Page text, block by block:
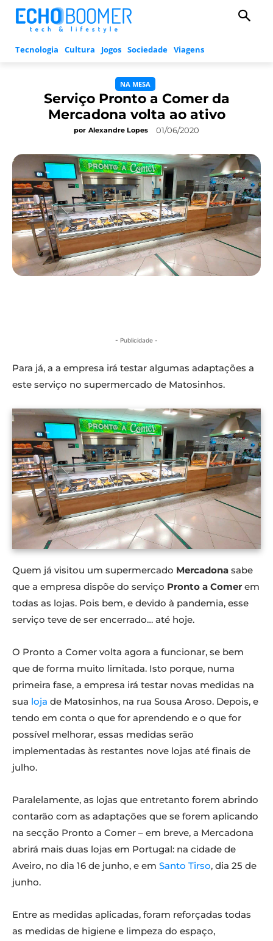
Tecnologia Cultura Jogos Sociedade Viagens
NA MESA
Serviço Pronto a Comer da
Mercadona volta ao ativo
por Alexandre Lopes 01/06/2020
- Publicidade -
Para já, a a empresa irá testar algumas adaptações a
este serviço no supermercado de Matosinhos.
Quem já visitou um supermercado Mercadona sabe
que a empresa dispõe do serviço Pronto a Comer em
todas as lojas. Pois bem, e devido à pandemia, esse
serviço teve de ser encerrado… até hoje.
O Pronto a Comer volta agora a funcionar, se bem
que de forma muito limitada. Isto porque, numa
primeira fase, a empresa irá testar novas medidas na
sua loja de Matosinhos, na rua Sousa Aroso. Depois, e
tendo em conta o que for aprendendo e o que for
possível melhorar, essas medidas serão
implementadas às restantes nove lojas até finais de
julho.
Paralelamente, as lojas que entretanto forem abrindo
contarão com as adaptações que se forem aplicando
na secção Pronto a Comer – em breve, a Mercadona
abrirá mais duas lojas em Portugal: na cidade de
Aveiro, no dia 16 de junho, e em Santo Tirso, dia 25 de
junho.
Entre as medidas aplicadas, foram reforçadas todas
as medidas de higiene e limpeza do espaço,